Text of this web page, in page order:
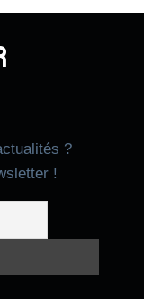
?
!